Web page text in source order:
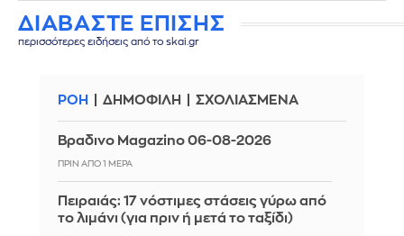
ΔΙΑΒΑΣΤΕ ΕΠΙΣΗΣ
περισσότερες ειδήσεις από το skai.gr
ΡΟΗ ΔΗΜΟΦΙΛΗ ΣΧΟΛΙΑΣΜΕΝΑ
Βραδινο Magazino 06-08-2026
ΠΡΙΝ ΑΠΌ 1 ΜΈΡΑ
Πειραιάς: 17 νόστιμες στάσεις γύρω από
το λιμάνι (για πριν ή μετά το ταξίδι)